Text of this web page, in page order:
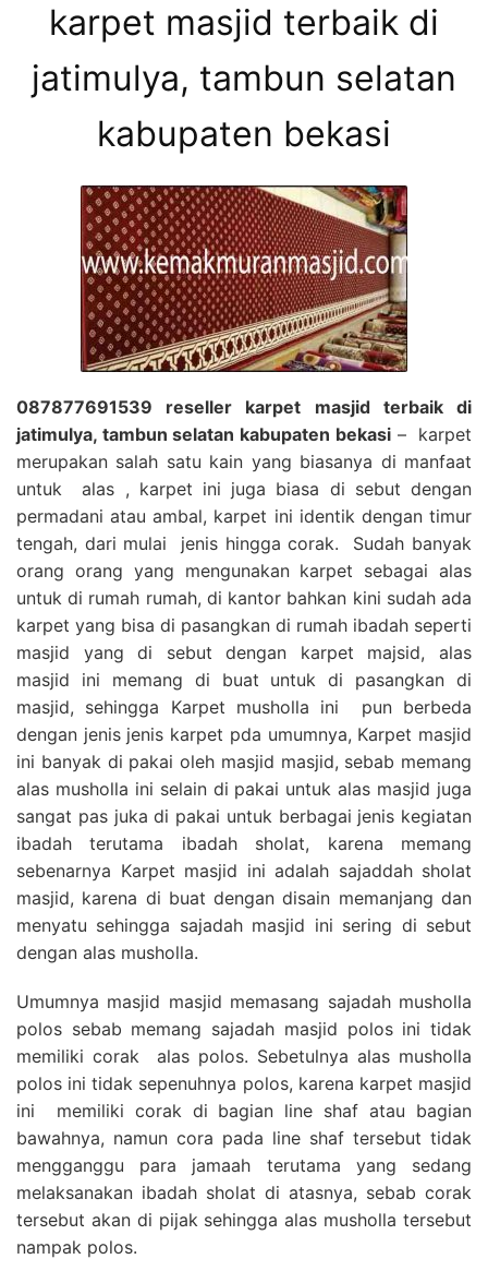
karpet masjid terbaik di
jatimulya, tambun selatan
kabupaten bekasi
087877691539 reseller karpet masjid terbaik di
jatimulya, tambun selatan kabupaten bekasi– karpet
merupakan salah satu kain yang biasanya di manfaat
untuk alas , karpet ini juga biasa di sebut dengan
permadani atau ambal, karpet ini identik dengan timur
tengah, dari mulai jenis hingga corak. Sudah banyak
orang orang yang mengunakan karpet sebagai alas
untuk di rumah rumah, di kantor bahkan kini sudah ada
karpet yang bisa di pasangkan di rumah ibadah seperti
masjid yang di sebut dengan karpet majsid, alas
masjid ini memang di buat untuk di pasangkan di
masjid, sehingga Karpet musholla ini pun berbeda
dengan jenis jenis karpet pda umumnya, Karpet masjid
ini banyak di pakai oleh masjid masjid, sebab memang
alas musholla ini selain di pakai untuk alas masjid juga
sangat pas juka di pakai untuk berbagai jenis kegiatan
ibadah terutama ibadah sholat, karena memang
sebenarnya Karpet masjid ini adalah sajaddah sholat
masjid, karena di buat dengan disain memanjang dan
menyatu sehingga sajadah masjid ini sering di sebut
dengan alas musholla.
Umumnya masjid masjid memasang sajadah musholla
polos sebab memang sajadah masjid polos ini tidak
memiliki corak alas polos. Sebetulnya alas musholla
polos ini tidak sepenuhnya polos, karena karpet masjid
ini memiliki corak di bagian line shaf atau bagian
bawahnya, namun cora pada line shaf tersebut tidak
mengganggu para jamaah terutama yang sedang
melaksanakan ibadah sholat di atasnya, sebab corak
tersebut akan di pijak sehingga alas musholla tersebut
nampak polos.